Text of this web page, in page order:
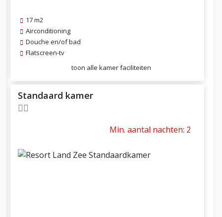
17 m2
Airconditioning
Douche en/of bad
Flatscreen-tv
toon alle kamer faciliteiten
Standaard kamer
Min. aantal nachten: 2